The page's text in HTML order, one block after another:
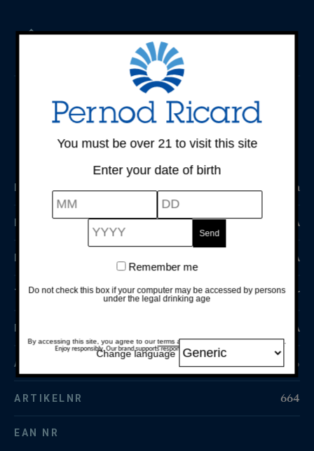
Gräddig, mycket söt smak med inslag av
gräddkola och vanilj.
Söt, tydlig doft av gräddkolekaraktär.
Nederländerna
REGION N/A
N/A
TYP Likör
N/A
ALKOHOLHALT 17 %
ARTIKELNR 664
EAN NR
You must be over 21 to visit this site
Enter your date of birth
Remember me
Do not check this box if your computer may be accessed by persons
under the legal drinking age
By accessing this site, you agree to ourterms and conditionsandprivacy policy.
Enjoy responsibly. Our brand supports responsible and moderate drinking.
Change language